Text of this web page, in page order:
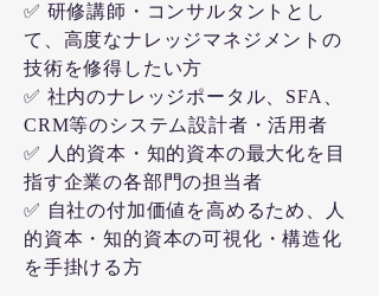
✅ 研修講師・コンサルタントとし
て、高度なナレッジマネジメントの
技術を修得したい方
✅ 社内のナレッジポータル、SFA、
CRM等のシステム設計者・活用者
✅ 人的資本・知的資本の最大化を目
指す企業の各部門の担当者
✅ 自社の付加価値を高めるため、人
的資本・知的資本の可視化・構造化
を手掛ける方